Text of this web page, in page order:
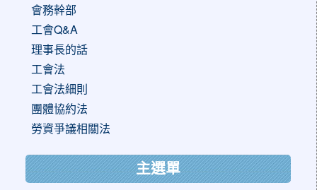
會務幹部
工會Q&A
理事長的話
工會法
工會法細則
團體協約法
勞資爭議相關法
主選單